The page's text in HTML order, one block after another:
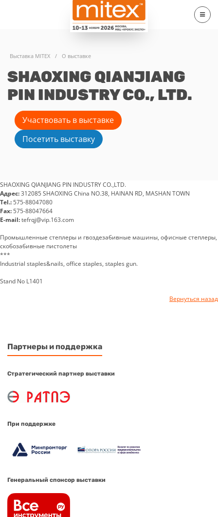
Выставка MITEX / О выставке
SHAOXING QIANJIANG
PIN INDUSTRY CO., LTD.
Участвовать в выставке
Посетить выставку
SHAOXING QIANJIANG PIN INDUSTRY CO.,LTD.
Адрес:312085 SHAOXING China NO.38, HAINAN RD, MASHAN TOWN
Tel.: 575-88047080
Fax: 575-88047664
E-mail:tefrqj@vip.163.com
Промышленные степлеры и гвоздезабивные машины, офисные степлеры,
скобозабивные пистолеты
***
Industrial staples&nails, office staples, staples gun.
Stand No L1401
Вернуться назад
Партнеры и поддержка
Стратегический партнер выставки
При поддержке
Генеральный спонсор выставки